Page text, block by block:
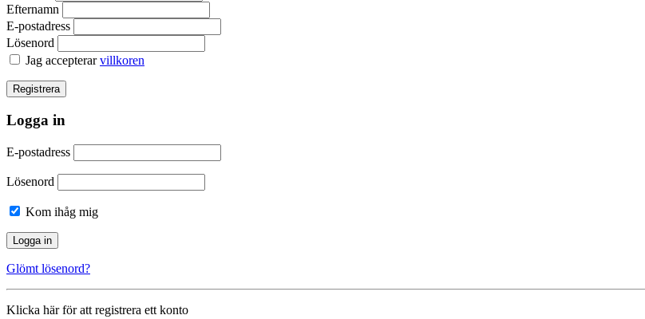
Efternamn
E-postadress
Lösenord
Jag accepterarvillkoren
Logga in
E-postadress
Lösenord
Kom ihåg mig
Glömt lösenord?
Klicka här för att registrera ett konto